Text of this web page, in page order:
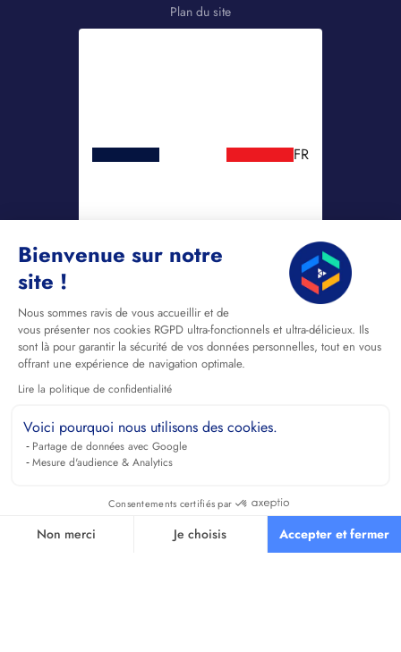
Bienvenue sur notre
site !
Nous sommes ravis de vous accueillir et de
vous présenter nos cookies RGPD ultra-fonctionnels et ultra-délicieux. Ils
sont là pour garantir la sécurité de vos données personnelles, tout en vous
offrant une expérience de navigation optimale.
Lire la politique de confidentialité
Voici pourquoi nous utilisons des cookies.
Partage de données avec Google
Mesure d'audience & Analytics
Consentements certifiés par
Non merci Je choisis Accepter et fermer
Plan du site
FR